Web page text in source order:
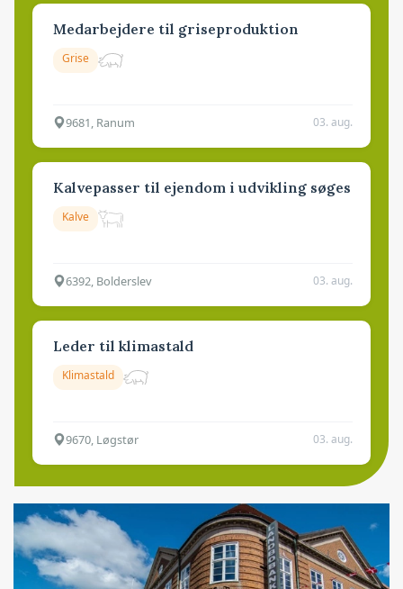
Medarbejdere til griseproduktion
Grise
9681, Ranum 03. aug.
Kalvepasser til ejendom i udvikling søges
Kalve
6392, Bolderslev 03. aug.
Leder til klimastald
Klimastald
9670, Løgstør 03. aug.